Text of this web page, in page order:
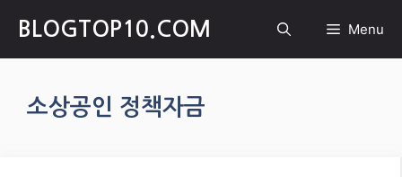
content
BLOGTOP10.COM Menu
소상공인 정책자금